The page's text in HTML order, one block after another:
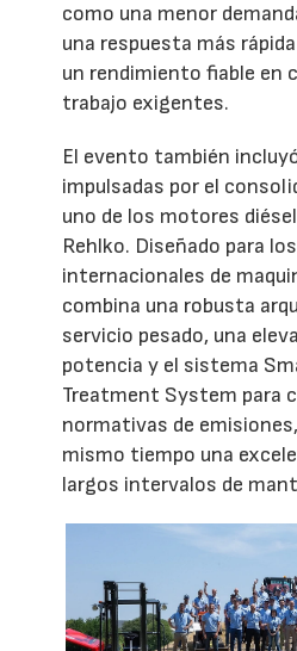
como una menor
una respuesta más
un rendimiento fiable en
trabajo exigentes.
El evento también
impulsadas por el
uno de los motores
Rehlko. Diseñado para
internacionales de
combina una robusta
servicio pesado, una
potencia y el sistema
Treatment System para
normativas de
mismo tiempo una
largos intervalos de